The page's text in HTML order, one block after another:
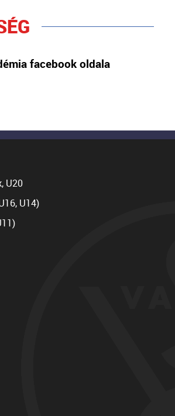
facebook oldala
U20
U14)